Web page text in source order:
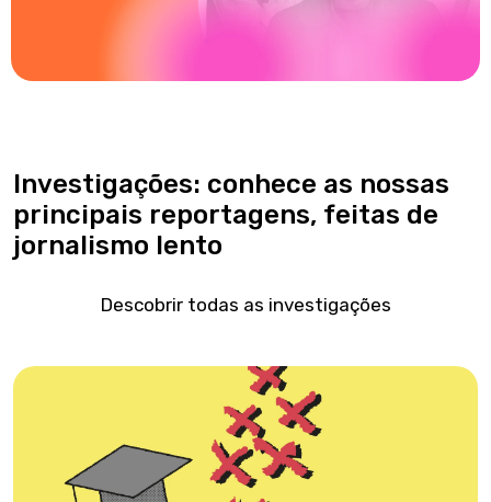
Investigações: conhece as nossas
principais reportagens, feitas de
jornalismo lento
Descobrir todas as investigações